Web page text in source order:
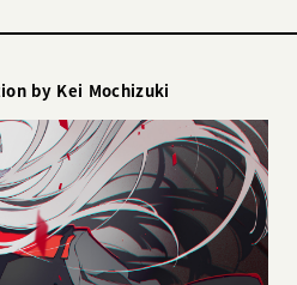
by Kei Mochizuki